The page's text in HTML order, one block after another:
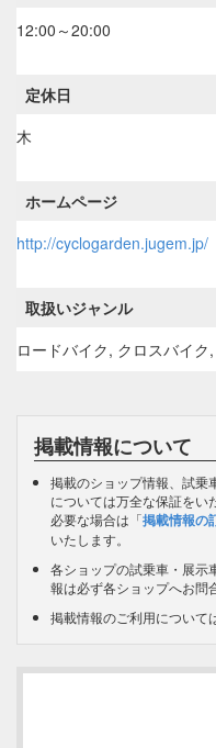
12:00～20:00
定休日
木
ホームページ
http://cyclogarden.jugem.jp/
取扱いジャンル
ロードバイク, クロスバイ
掲載情報について
掲載のショップ情報、試乗
については万全な保証をい
必要な場合は「掲載情報の
いたします。
各ショップの試乗車・展示
報は必ず各ショップへお問
掲載情報のご利用について